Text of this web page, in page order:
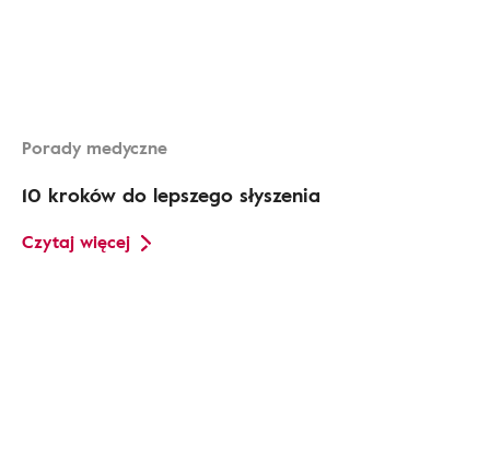
Porady medyczne
10 kroków do lepszego słyszenia
Czytaj więcej